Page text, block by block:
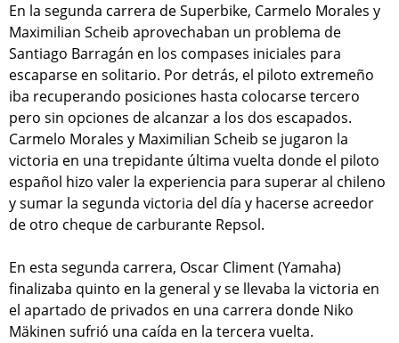
En la segunda carrera de Superbike, Carmelo Morales y
Maximilian Scheib aprovechaban un problema de
Santiago Barragán en los compases iniciales para
escaparse en solitario. Por detrás, el piloto extremeño
iba recuperando posiciones hasta colocarse tercero
pero sin opciones de alcanzar a los dos escapados.
Carmelo Morales y Maximilian Scheib se jugaron la
victoria en una trepidante última vuelta donde el piloto
español hizo valer la experiencia para superar al chileno
y sumar la segunda victoria del día y hacerse acreedor
de otro cheque de carburante Repsol.
En esta segunda carrera, Oscar Climent (Yamaha)
finalizaba quinto en la general y se llevaba la victoria en
el apartado de privados en una carrera donde Niko
Mäkinen sufrió una caída en la tercera vuelta.